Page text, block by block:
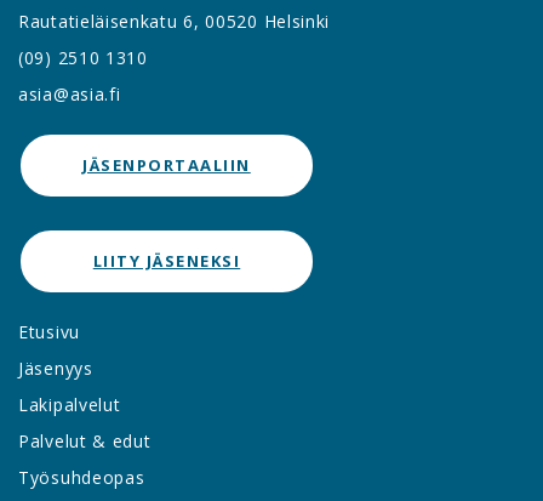
Rautatieläisenkatu 6, 00520 Helsinki
(09) 2510 1310
asia@asia.fi
JÄSENPORTAALIIN
LIITY JÄSENEKSI
Etusivu
Jäsenyys
Lakipalvelut
Palvelut & edut
Työsuhdeopas